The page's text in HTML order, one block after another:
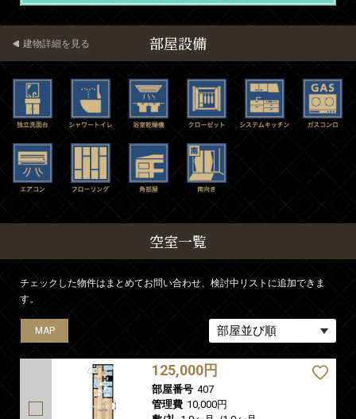
部屋設備
建物詳細を見る
空室一覧
チェックした物件はまとめてお問い合わせ、検討中リストに追加できま
す。
MAP
125,000円
部屋番号 407
管理費 10,000円